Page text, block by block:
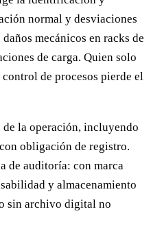
normal y desviaciones
mecánicos en racks de
de carga. Quien solo
de procesos pierde el
la operación, incluyendo
obligación de registro.
de auditoría: con marca
y almacenamiento
sin archivo digital no